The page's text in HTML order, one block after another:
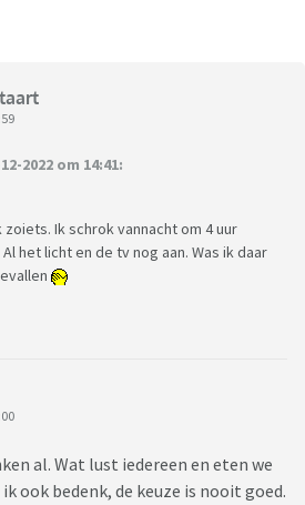
2022 om 14:41:
Ik schrok vannacht om 4 uur
het licht en de tv nog aan. Was ik daar
al. Wat lust iedereen en eten we
ook bedenk, de keuze is nooit goed.